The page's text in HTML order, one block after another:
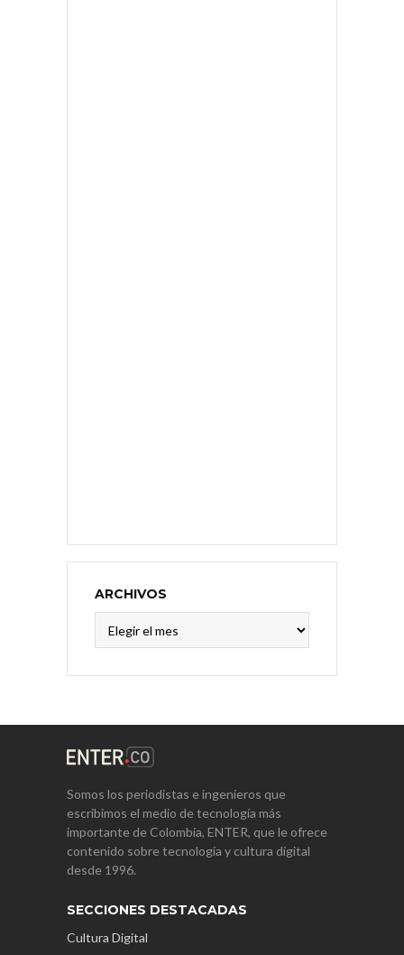
ARCHIVOS
Somos los periodistas e ingenieros que
escribimos el medio de tecnología más
importante de Colombia, ENTER, que le ofrece
contenido sobre tecnología y cultura digital
desde 1996.
SECCIONES DESTACADAS
Cultura Digital